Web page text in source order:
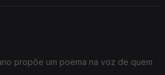
propõe um poema na voz de quem